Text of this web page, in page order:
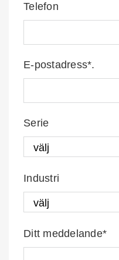
Telefon
E-postadress*.
Serie
Industri
Ditt meddelande*